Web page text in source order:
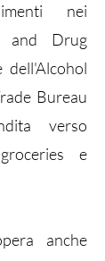
nei
and Drug
dell'Alcohol
Bureau
verso
e
anche